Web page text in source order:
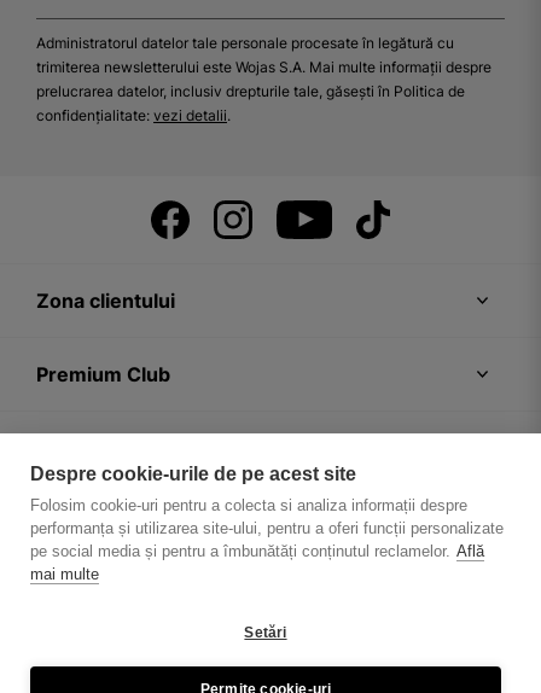
Administratorul datelor tale personale procesate în legătură cu
trimiterea newsletterului este Wojas S.A. Mai multe informații despre
prelucrarea datelor, inclusiv drepturile tale, găsești în Politica de
confidențialitate: vezi detalii.
Zona clientului
Premium Club
Despre firmă
Politica de confidențialitate Regulament magazin
Despre cookie-urile de pe acest site
Folosim cookie-uri pentru a colecta si analiza informații despre
performanța și utilizarea site-ului, pentru a oferi funcții personalizate
pe social media și pentru a îmbunătăți conținutul reclamelor. Află
mai multe
Setări
Permite cookie-uri